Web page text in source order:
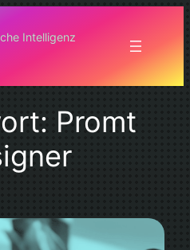
Intelligenz
Promt